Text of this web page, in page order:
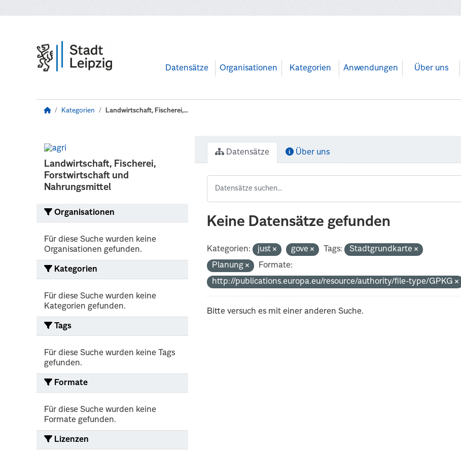
Datensätze Organisationen Kategorien Anwendungen Über uns
Kategorien Landwirtschaft, Fischerei,...
Landwirtschaft, Fischerei,
Forstwirtschaft und
Nahrungsmittel
Organisationen
Für diese Suche wurden keine
Organisationen gefunden.
Kategorien
Für diese Suche wurden keine
Kategorien gefunden.
Tags
Für diese Suche wurden keine Tags
gefunden.
Formate
Für diese Suche wurden keine
Formate gefunden.
Lizenzen
Datensätze Über uns
Keine Datensätze gefunden
Kategorien: just gove Tags:
Stadtgrundkarte
Planung
Formate:
http://publications.europa.eu/resource/authority/file-type/GPKG
Bitte versuch es mit einer anderen Suche.